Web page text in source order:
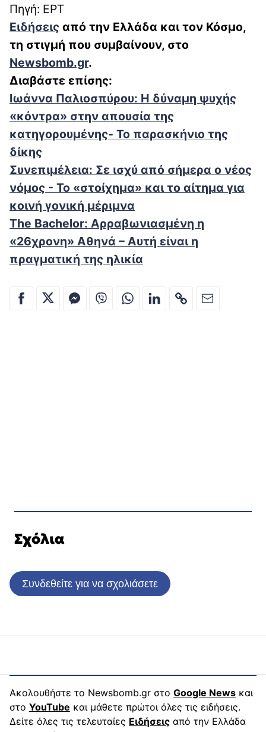
Πηγή: ΕΡΤ
Ειδήσεις από την Ελλάδα και τον Κόσμο,
τη στιγμή που συμβαίνουν, στο
Newsbomb.gr.
Διαβάστε επίσης:
Ιωάννα Παλιοσπύρου: Η δύναμη ψυχής
«κόντρα» στην απουσία της
κατηγορουμένης- Το παρασκήνιο της
δίκης
Συνεπιμέλεια: Σε ισχύ από σήμερα ο νέος
νόμος - Το «στοίχημα» και το αίτημα για
κοινή γονική μέριμνα
The Bachelor: Αρραβωνιασμένη η
«26χρονη» Αθηνά – Αυτή είναι η
πραγματική της ηλικία
Σχόλια
Συνδεθείτε για να σχολιάσετε
Ακολουθήστε το Newsbomb.gr στο Google News και
στο YouTube και μάθετε πρώτοι όλες τις ειδήσεις.
Δείτε όλες τις τελευταίες Ειδήσεις από την Ελλάδα